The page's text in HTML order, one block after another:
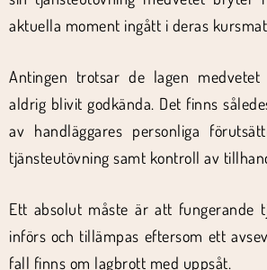
aktuella moment ingått i deras
Antingen trotsar de lagen
aldrig blivit godkända. Det finns
av handläggares personliga
tjänsteutövning samt kontroll av
Ett absolut måste är att fungerande
införs och tillämpas eftersom ett
fall finns om lagbrott med uppsåt.